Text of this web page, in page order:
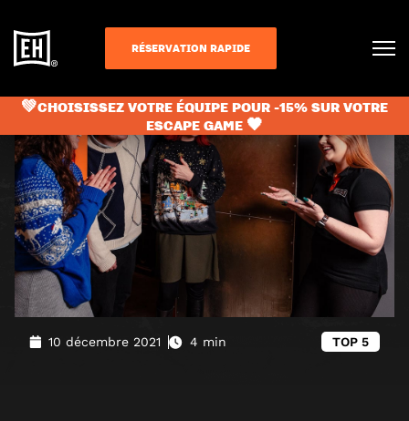
RÉSERVATION RAPIDE
💚CHOISISSEZ VOTRE ÉQUIPE POUR -15% SUR VOTRE
ESCAPE GAME 🖤
10 décembre 2021 4 min TOP 5